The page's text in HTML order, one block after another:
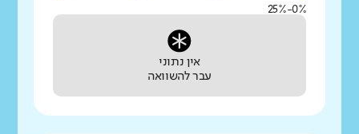
0%-25%
אין נתוני
עבר להשוואה